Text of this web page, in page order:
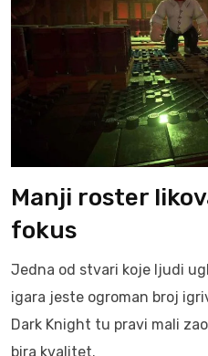
Manji roster
fokus
Jedna od stvari koje ljudi
igara jeste ogroman broj
Dark Knight tu pravi mali
bira kvalitet.